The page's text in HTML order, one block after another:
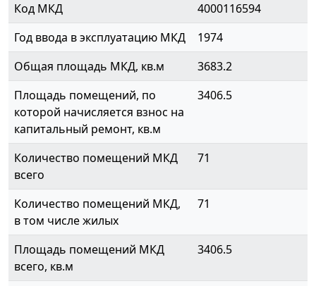
Код МКД
4000116594
Год ввода в эксплуатацию МКД
1974
Общая площадь МКД, кв.м
3683.2
Площадь помещений, по
которой начисляется взнос на
капитальный ремонт, кв.м
3406.5
Количество помещений МКД
всего
71
Количество помещений МКД,
в том числе жилых
71
Площадь помещений МКД
всего, кв.м
3406.5